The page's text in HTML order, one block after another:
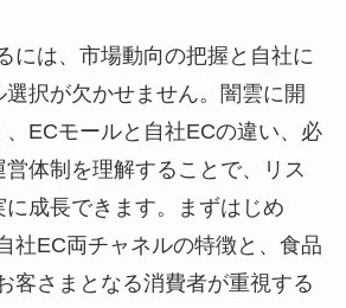
には、市場動向の把握と自社に
択が欠かせません。闇雲に開
ECモールと自社ECの違い、必
体制を理解することで、リス
に成長できます。まずはじめ
社EC両チャネルの特徴と、食品
客さまとなる消費者が重視する